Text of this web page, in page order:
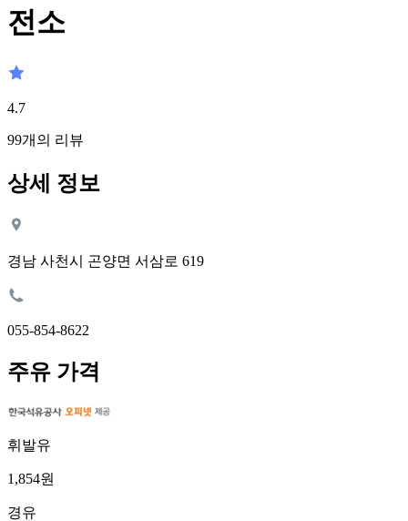
전소
4.7
99개의 리뷰
상세 정보
경남 사천시 곤양면 서삼로 619
055-854-8622
주유 가격
휘발유
1,854원
경유